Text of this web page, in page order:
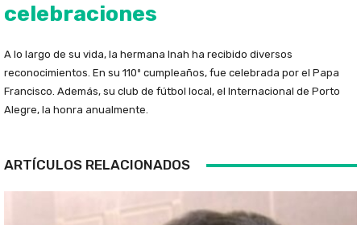
celebraciones
A lo largo de su vida, la hermana Inah ha recibido diversos
reconocimientos. En su 110º cumpleaños, fue celebrada por el Papa
Francisco. Además, su club de fútbol local, el Internacional de Porto
Alegre, la honra anualmente.
ARTÍCULOS RELACIONADOS